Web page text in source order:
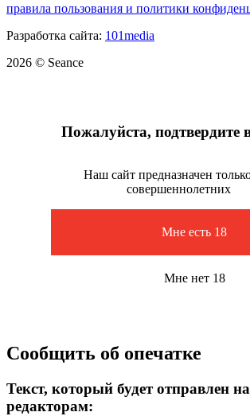
правила пользования и политики
Разработка сайта: 101media
2026 © Seance
Пожалуйста, подтвердите
Наш сайт предназначен
совершеннолетних
Мне есть 18
Мне нет 18
Сообщить об опечатке
Текст, который будет отправлен
редакторам: